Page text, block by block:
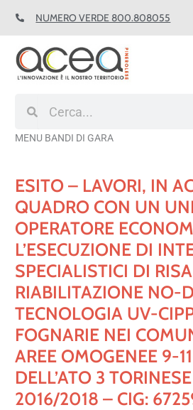
NUMERO VERDE 800.808055
MENU BANDI DI GARA
ESITO – LAVORI, IN
QUADRO CON UN
OPERATORE
L’ESECUZIONE DI
SPECIALISTICI DI
RIABILITAZIONE NO-
TECNOLOGIA UV-
FOGNARIE NEI
AREE OMOGENEE 9-
DELL’ATO 3
2016/2018 – CIG: